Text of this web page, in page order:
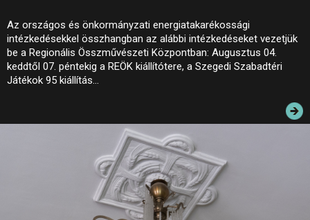
INFORMÁCIÓK
KONFERENCIA
PALOTASÉTÁK ÉS VEZETÉSEK
KÖZÉRDEKŰ ADATOK
Az országos és önkormányzati energiatakarékossági
intézkedésekkel összhangban az alábbi intézkedéseket vezetjük
be a Regionális Összművészeti Központban: Augusztus 04.
keddtől 07. péntekig a REÖK kiállítótere, a Szegedi Szabadtéri
Játékok 95 kiállítás…